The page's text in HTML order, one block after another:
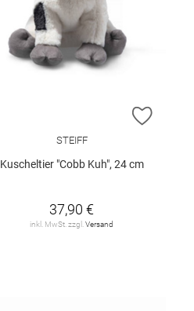
ZUR
STEIFF
Kuscheltier "Cobb Kuh", 24 cm
37,90 €
inkl. MwSt. zzgl.Versand